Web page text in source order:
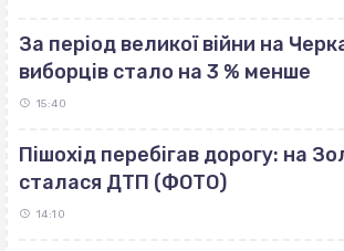
За період великої війни на
виборців стало на 3 % менше
15:40
Пішохід перебігав дорогу: на
сталася ДТП (ФОТО)
14:10